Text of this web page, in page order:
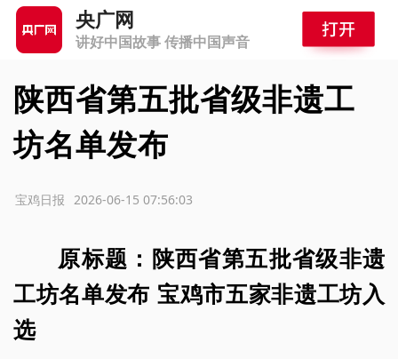
央广网
讲好中国故事 传播中国声音
陕西省第五批省级非遗工
坊名单发布
2026-06-15 07:56:03
宝鸡日报
原标题：陕西省第五批省级非遗
工坊名单发布 宝鸡市五家非遗工坊入
选